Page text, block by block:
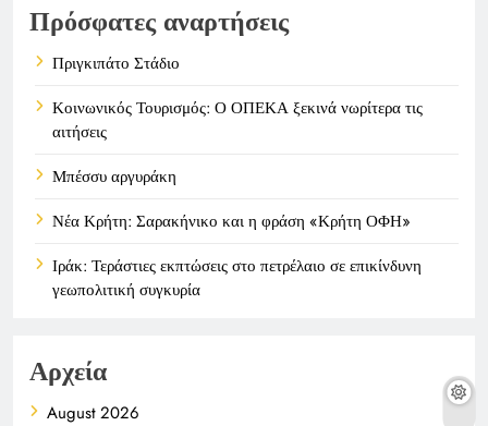
Πρόσφατες αναρτήσεις
Πριγκιπάτο Στάδιο
Κοινωνικός Τουρισμός: Ο ΟΠΕΚΑ ξεκινά νωρίτερα τις
αιτήσεις
Μπέσσυ αργυράκη
Νέα Κρήτη: Σαρακήνικο και η φράση «Κρήτη ΟΦΗ»
Ιράκ: Τεράστιες εκπτώσεις στο πετρέλαιο σε επικίνδυνη
γεωπολιτική συγκυρία
Αρχεία
August 2026